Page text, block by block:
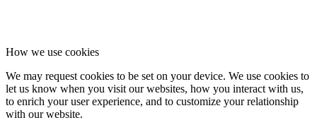
How we use cookies
We may request cookies to be set on your device. We use cookies to
let us know when you visit our websites, how you interact with us,
to enrich your user experience, and to customize your relationship
with our website.